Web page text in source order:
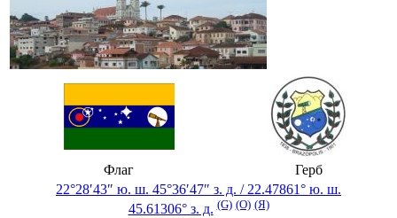
Флаг
Герб
22°28′43″ ю. ш. 45°36′47″ з. д. / 22.47861° ю. ш.
45.61306° з. д. (G) (O) (Я)